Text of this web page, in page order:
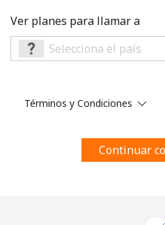
Al abrir una cuenta en este
Ver planes para llamar a
Términos y Condiciones
Continuar